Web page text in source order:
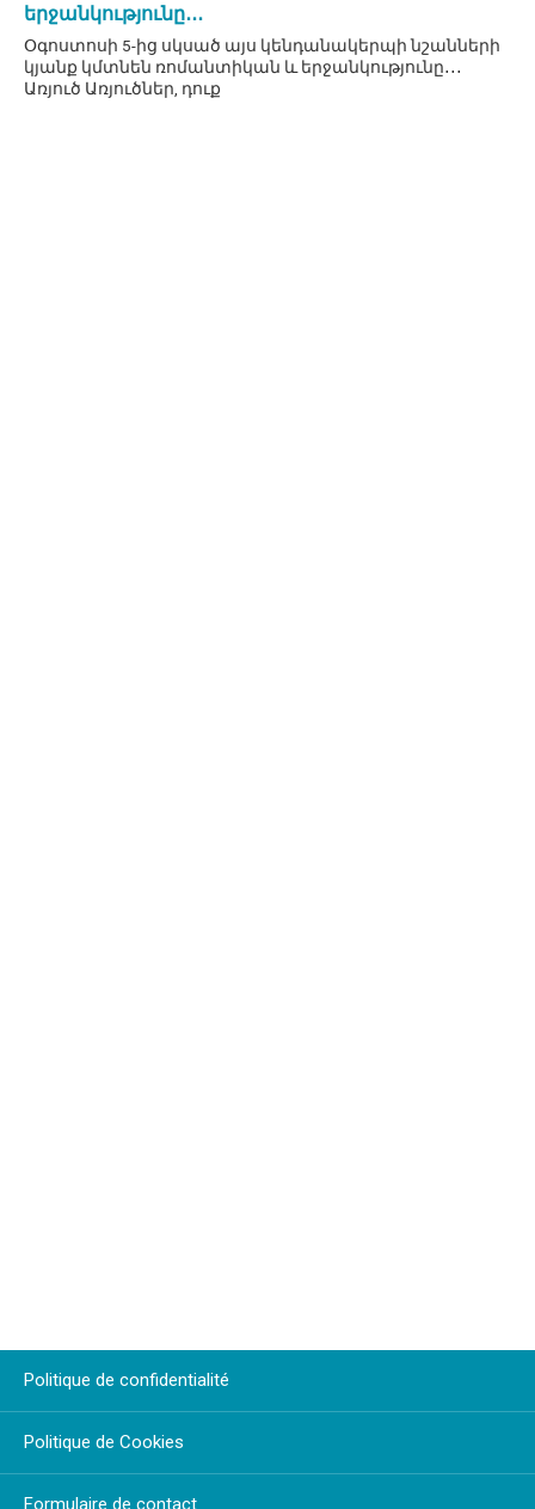
երջանկությունը․․․
Օգոստոսի 5-ից սկսած այս կենդանակերպի նշանների
կյանք կմտնեն ռոմանտիկան և երջանկությունը․․․
Առյուծ Առյուծներ, դուք
Politique de confidentialité
Politique de Cookies
Formulaire de contact